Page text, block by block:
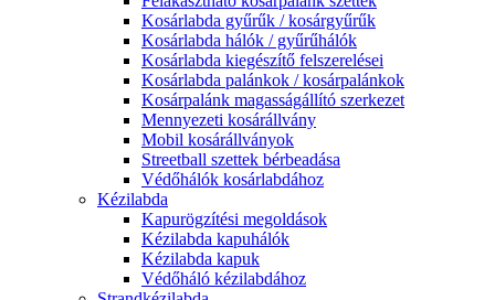
Kosárlabda gyűrűk / kosárgyűrűk
Kosárlabda hálók / gyűrűhálók
Kosárlabda kiegészítő felszerelései
Kosárlabda palánkok / kosárpalánkok
Kosárpalánk magasságállító szerkezet
Mennyezeti kosárállvány
Mobil kosárállványok
Streetball szettek bérbeadása
Védőhálók kosárlabdához
Kézilabda
Kapurögzítési megoldások
Kézilabda kapuhálók
Kézilabda kapuk
Védőháló kézilabdához